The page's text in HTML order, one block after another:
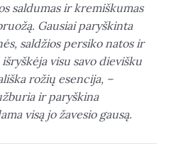
saldumas ir kremiškumas
Gausiai paryškinta
saldžios persiko natos ir
visu savo dievišku
rožių esencija, –
ir paryškina
visą jo žavesio gausą.